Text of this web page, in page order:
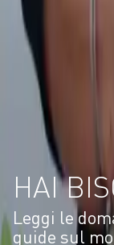
HAI
Leggi le
guide sul